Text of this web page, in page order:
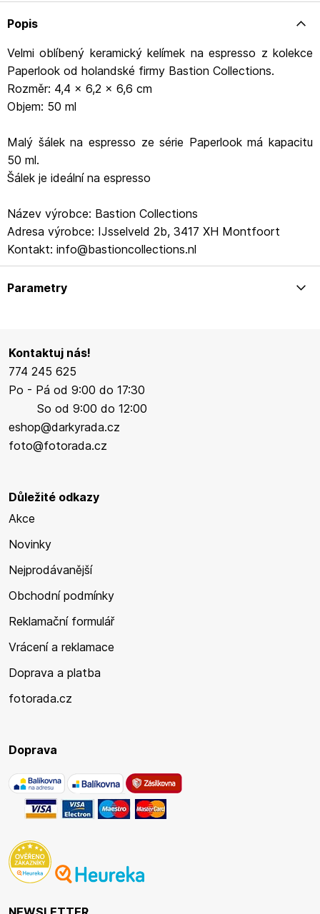
Popis
Velmi oblíbený keramický kelímek na espresso z kolekce
Paperlook od holandské firmy Bastion Collections.
Rozměr: 4,4 x 6,2 x 6,6 cm
Objem: 50 ml
Malý šálek na espresso ze série Paperlook má kapacitu
50 ml.
Šálek je ideální na espresso
Název výrobce: Bastion Collections
Adresa výrobce: IJsselveld 2b, 3417 XH Montfoort
Kontakt: info@bastioncollections.nl
Parametry
Kontaktuj nás!
774 245 625
Po - Pá od 9:00 do 17:30
So od 9:00 do 12:00
eshop@darkyrada.cz
foto@fotorada.cz
Důležité odkazy
Akce
Novinky
Nejprodávanější
Obchodní podmínky
Reklamační formulář
Vrácení a reklamace
Doprava a platba
fotorada.cz
Doprava